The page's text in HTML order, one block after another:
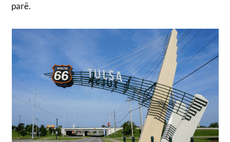
parë.